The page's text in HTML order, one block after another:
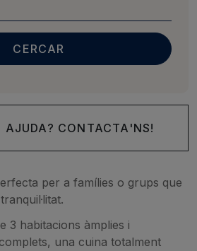
AJUDA? CONTACTA'NS!
per a famílies o grups que
3 habitacions àmplies i
una cuina totalment